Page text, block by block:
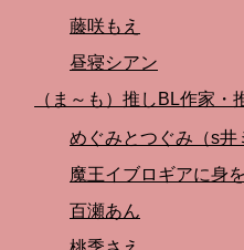
藤咲もえ
昼寝シアン
（ま～も）推しBL作家・
めぐみとつぐみ（s井
魔王イブロギアに身
百瀬あん